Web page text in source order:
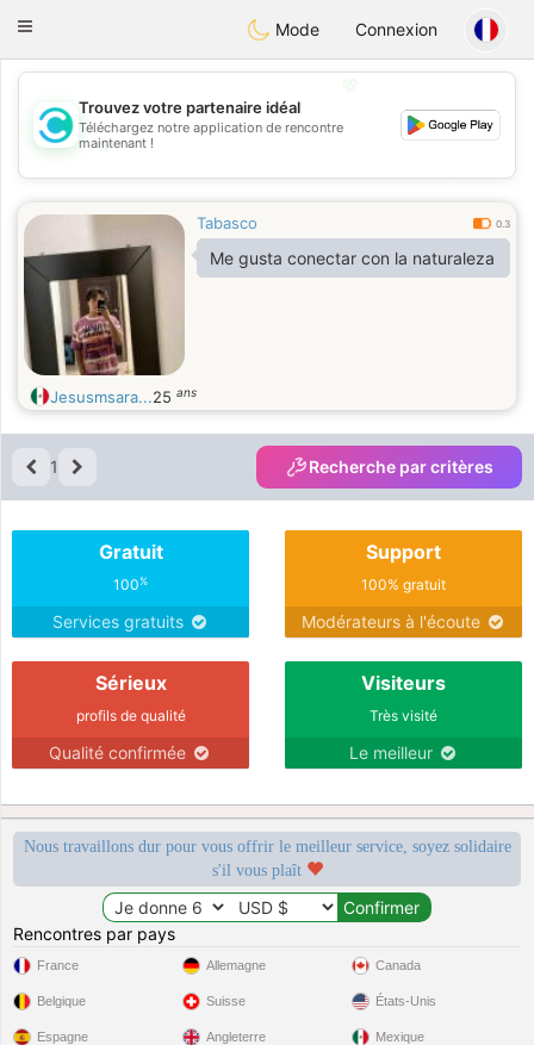
olombiaCitas
Toggle
Mode Connexion
💖
💕
Trouvez votre partenaire idéal
Téléchargez notre application de rencontre
maintenant !
Tabasco 0.3
Me gusta conectar con la naturaleza
Jesusmsara...25 ans
1 Recherche par critères
Gratuit
100%
Services gratuits
Support
100% gratuit
Modérateurs à l'écoute
Sérieux
profils de qualité
Qualité confirmée
Visiteurs
Très visité
Le meilleur
Nous travaillons dur pour vous offrir le meilleur service, soyez solidaire
s'il vous plaît
Rencontres par pays
France
Belgique
Espagne
Allemagne
Suisse
Angleterre
Canada
États-Unis
Mexique